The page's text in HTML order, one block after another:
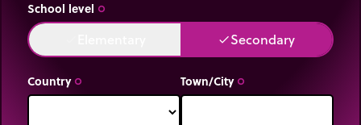
School level trip_origin
doneSecondary
Country trip_origin Town/City trip_origin